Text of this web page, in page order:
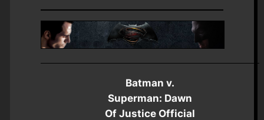
Batman v.
Superman: Dawn
Of Justice Official